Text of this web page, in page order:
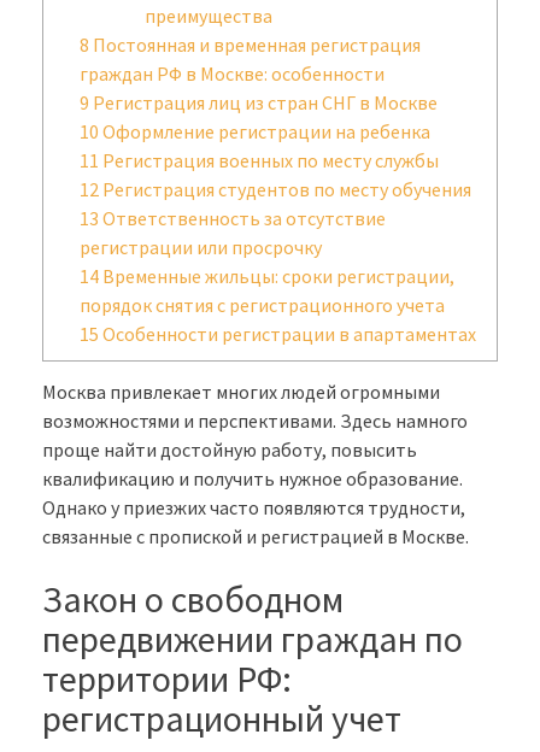
преимущества
8 Постоянная и временная регистрация
граждан РФ в Москве: особенности
9 Регистрация лиц из стран СНГ в Москве
10 Оформление регистрации на ребенка
11 Регистрация военных по месту службы
12 Регистрация студентов по месту обучения
13 Ответственность за отсутствие
регистрации или просрочку
14 Временные жильцы: сроки регистрации,
порядок снятия с регистрационного учета
15 Особенности регистрации в апартаментах
Москва привлекает многих людей огромными
возможностями и перспективами. Здесь намного
проще найти достойную работу, повысить
квалификацию и получить нужное образование.
Однако у приезжих часто появляются трудности,
связанные с пропиской и регистрацией в Москве.
Закон о свободном
передвижении граждан по
территории РФ:
регистрационный учет